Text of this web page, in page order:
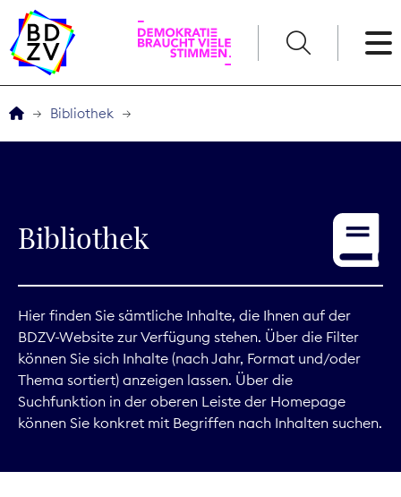
Service
Digitales
Kommunikation
Marktdaten
Bibliothek
Bibliothek
Hier finden Sie sämtliche Inhalte, die Ihnen auf der
BDZV-Website zur Verfügung stehen. Über die Filter
können Sie sich Inhalte (nach Jahr, Format und/oder
Thema sortiert) anzeigen lassen. Über die
Suchfunktion in der oberen Leiste der Homepage
können Sie konkret mit Begriffen nach Inhalten suchen.